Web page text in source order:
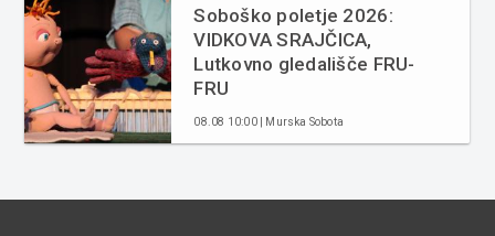
Soboško poletje 2026:
VIDKOVA SRAJČICA,
Lutkovno gledališče FRU-
FRU
08.08 10:00 | Murska Sobota